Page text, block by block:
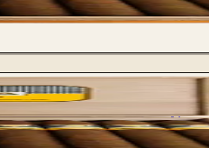
Cohiba Piramides